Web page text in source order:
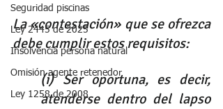
Seguridad piscinas
Ley 2445 de 2025
Insolvencia persona natural
Omisión agente retenedor
Ley 1258 de 2008
La «contestación» que se ofrezca
debe cumplir estos requisitos:
(i) Ser oportuna, es decir,
atenderse dentro del lapso